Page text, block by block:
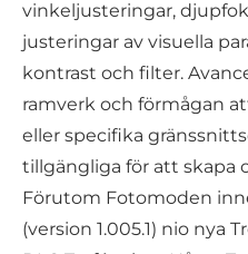
vinkeljusteringar,
justeringar av visuella
kontrast och filter.
ramverk och förmågan
eller specifika
tillgängliga för att skapa
Förutom Fotomoden
(version 1.005.1) nio nya